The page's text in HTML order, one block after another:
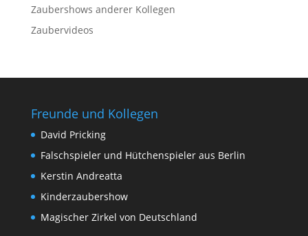
Zaubershows anderer Kollegen
Zaubervideos
Freunde und Kollegen
David Pricking
Falschspieler und Hütchenspieler aus Berlin
Kerstin Andreatta
Kinderzaubershow
Magischer Zirkel von Deutschland